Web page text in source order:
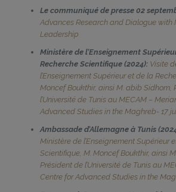
Le communiqué de presse 02
Advances Research and Dialogue with
Leadership
Ministère de l’Enseignement
Recherche Scientifique (2024): Visite
l’Enseignement Supérieur et de la
Moncef Boukthir, ainsi M. abib Sidhom,
l’Université de Tunis au MECAM –
Advanced Studies in the Maghreb- 17
Ambassade d’Allemagne à Tunis
Ministère de l’Enseignement Supérieur
Scientifique, M. Moncef Boukthir, ainsi
Président de l’Université de Tunis au
Centre for Advanced Studies in the